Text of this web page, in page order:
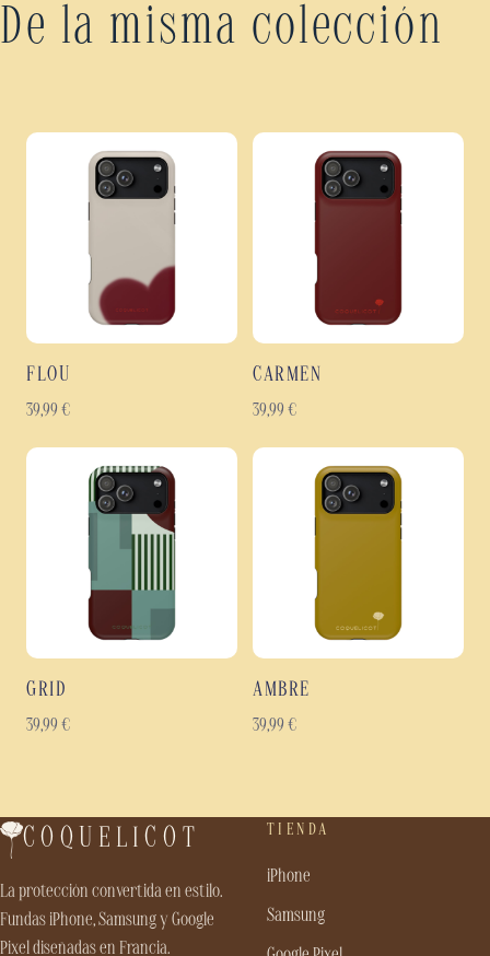
De la misma colección
FLOU
39,99 €
CARMEN
39,99 €
GRID
39,99 €
AMBRE
39,99 €
COQUELICOT
La protección convertida en estilo.
Fundas iPhone, Samsung y Google
Pixel diseñadas en Francia.
TIENDA
iPhone
Samsung